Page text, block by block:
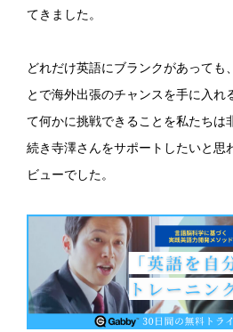
てきました。
どれだけ英語にブランクがあっても
とで海外出張のチャンスを手に入れ
て何かに挑戦できることを私たちは
続き寺澤さんをサポートしたいと思
ビューでした。